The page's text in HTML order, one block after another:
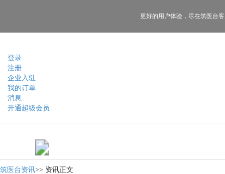
登录
注册
企业入驻
我的订单
消息
开通超级会员
更好的用户体验， 尽在筑医台
筑医台资讯>> 资讯正文